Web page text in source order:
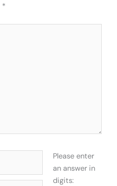
*
Please enter
an answer in
digits: